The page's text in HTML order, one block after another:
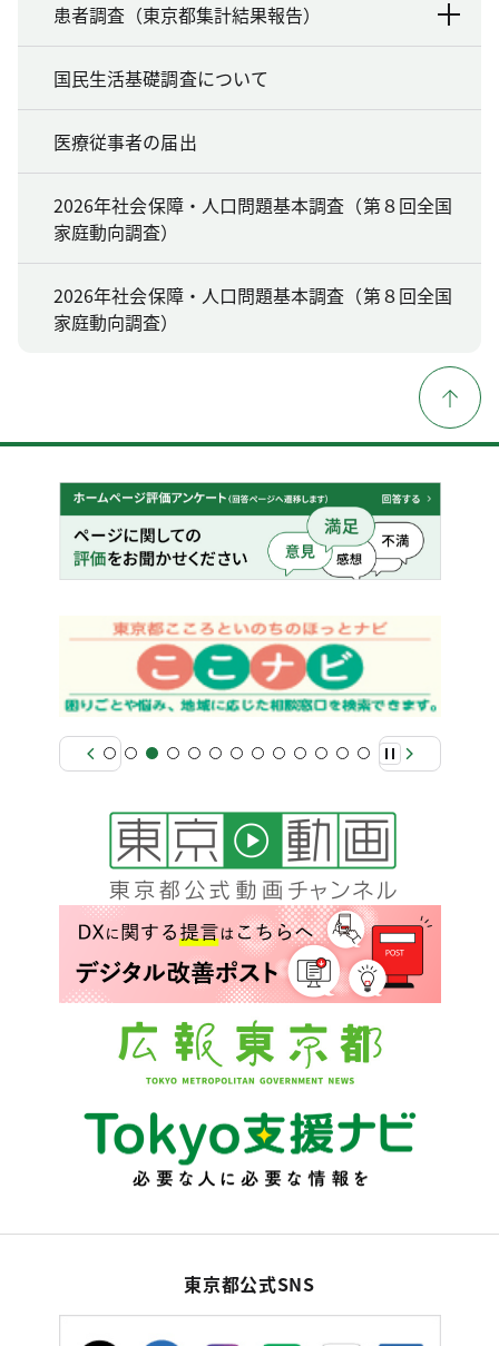
患者調査（東京都集計結果報告）
国民生活基礎調査について
医療従事者の届出
2026年社会保障・人口問題基本調査（第８回全国
家庭動向調査）
2026年社会保障・人口問題基本調査（第８回全国
家庭動向調査）
東京都公式SNS